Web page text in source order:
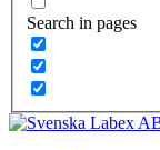
Search in pages